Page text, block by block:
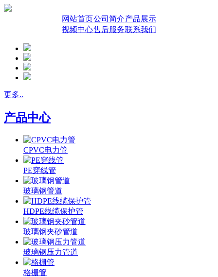
网站首页公司简介产品展示
视频中心售后服务联系我们
更多..
产品中心
CPVC电力管
PE穿线管
玻璃钢管道
HDPE线缆保护管
玻璃钢夹砂管道
玻璃钢压力管道
格栅管